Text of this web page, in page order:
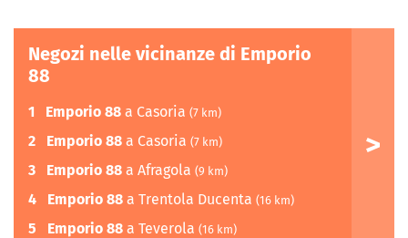
Negozi nelle vicinanze di Emporio
88
1 Emporio 88 a Casoria (7 km)
2 Emporio 88 a Casoria (7 km)
3 Emporio 88 a Afragola (9 km)
4 Emporio 88 a Trentola Ducenta (16 km)
5 Emporio 88 a Teverola (16 km)